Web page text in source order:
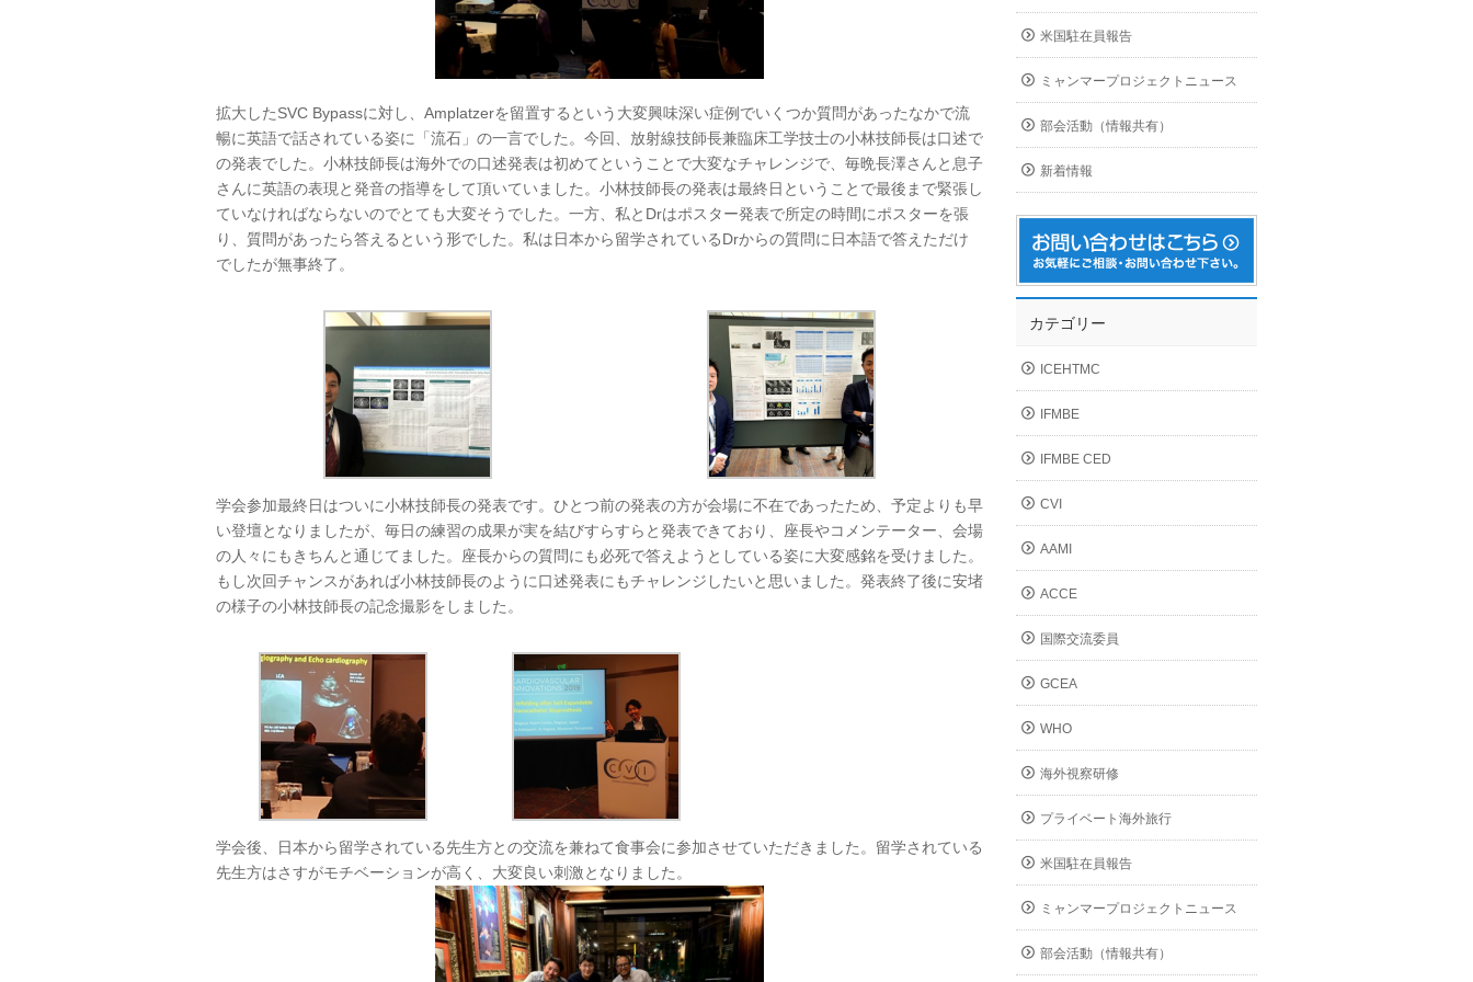
拡大したSVC Bypassに対し、Amplatzerを留置するという大変興味深い症例でいくつか質問があったなかで流
暢に英語で話されている姿に「流石」の一言でした。今回、放射線技師長兼臨床工学技士の小林技師長は口述で
の発表でした。小林技師長は海外での口述発表は初めてということで大変なチャレンジで、毎晩長澤さんと息子
さんに英語の表現と発音の指導をして頂いていました。小林技師長の発表は最終日ということで最後まで緊張し
ていなければならないのでとても大変そうでした。一方、私とDrはポスター発表で所定の時間にポスターを張
り、質問があったら答えるという形でした。私は日本から留学されているDrからの質問に日本語で答えただけ
でしたが無事終了。
学会参加最終日はついに小林技師長の発表です。ひとつ前の発表の方が会場に不在であったため、予定よりも早
い登壇となりましたが、毎日の練習の成果が実を結びすらすらと発表できており、座長やコメンテーター、会場
の人々にもきちんと通じてました。座長からの質問にも必死で答えようとしている姿に大変感銘を受けました。
もし次回チャンスがあれば小林技師長のように口述発表にもチャレンジしたいと思いました。発表終了後に安堵
の様子の小林技師長の記念撮影をしました。
学会後、日本から留学されている先生方との交流を兼ねて食事会に参加させていただきました。留学されている
先生方はさすがモチベーションが高く、大変良い刺激となりました。
米国駐在員報告
ミャンマープロジェクトニュース
部会活動（情報共有）
新着情報
カテゴリー
ICEHTMC
IFMBE
IFMBE CED
CVI
AAMI
ACCE
国際交流委員
GCEA
WHO
海外視察研修
プライベート海外旅行
米国駐在員報告
ミャンマープロジェクトニュース
部会活動（情報共有）